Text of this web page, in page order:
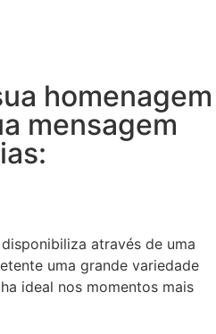
homenagem
mensagem
através de uma
uma grande variedade
ideal nos momentos mais